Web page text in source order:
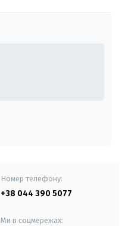
Номер телефону:
+38 044 390 5077
Ми в соцмережах: